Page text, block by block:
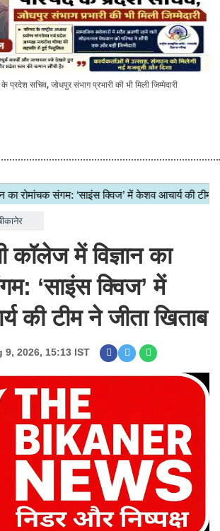
सचिव, जोधपुर संभाग प्रभारी की भी मिली जिम्मेदारी
कॉलेज में विज्ञान का
‘साइंस क्विज’ में
की टीम ने जीता खिताब
9, 2026, 15:13 IST